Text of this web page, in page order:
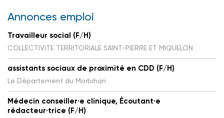
Annonces emploi
Travailleur social (F/H)
COLLECTIVITE TERRITORIALE SAINT-PIERRE ET MIQUELON
assistants sociaux de proximité en CDD (F/H)
Le Département du Morbihan
Médecin conseiller·e clinique, Écoutant·e
rédacteur·trice (F/H)